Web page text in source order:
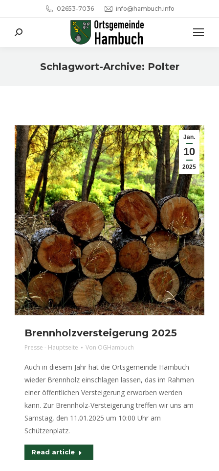
02653-7036 info@hambuch.info
Search:
Schlagwort-Archive: Polter
Jan.
10
2025
Brennholzversteigerung 2025
Presse - Hauptseite Von OGHambuch
Auch in diesem Jahr hat die Ortsgemeinde Hambuch
wieder Brennholz einschlagen lassen, das im Rahmen
einer öffentlichen Versteigerung erworben werden
kann. Zur Brennholz-Versteigerung treffen wir uns am
Samstag, den 11.01.2025 um 10:00 Uhr am
Schützenplatz.
Read article